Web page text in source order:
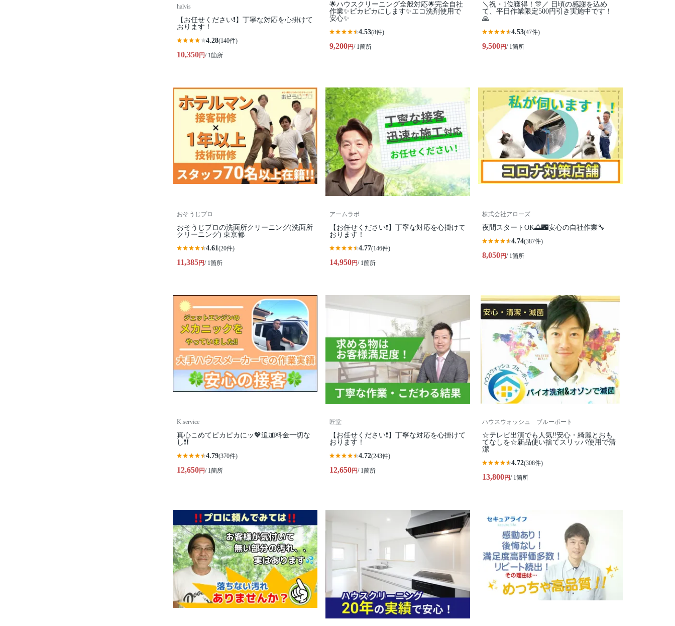
halvis
【お任せください❗️】丁寧な対応を心掛けて
おります！
4.28(140件)
10,350円/ 1箇所
🌟ハウスクリーニング全般対応🌟完全自社
作業✨️ピカピカにします✨️エコ洗剤使用で
安心✨
4.53(8件)
9,200円/ 1箇所
＼祝・1位獲得！🎊／ 日頃の感謝を込め
て、平日作業限定500円引き実施中です！
🙏
4.53(47件)
9,500円/ 1箇所
おそうじプロ
おそうじプロの洗面所クリーニング(洗面所
クリーニング) 東京都
4.61(20件)
11,385円/ 1箇所
アームラボ
【お任せください❗️】丁寧な対応を心掛けて
おります！
4.77(146件)
14,950円/ 1箇所
株式会社アローズ
夜間スタートOK🌅🌃安心の自社作業🔧
4.74(387件)
8,050円/ 1箇所
K.service
真心こめてピカピカにッ💖追加料金一切な
し❗️❗️
4.79(370件)
12,650円/ 1箇所
匠堂
【お任せください❗️】丁寧な対応を心掛けて
おります！
4.72(243件)
12,650円/ 1箇所
ハウスウォッシュ ブルーポート
☆テレビ出演でも人気‼安心・綺麗とおも
てなしを☆新品使い捨てスリッパ使用で清
潔
4.72(308件)
13,800円/ 1箇所